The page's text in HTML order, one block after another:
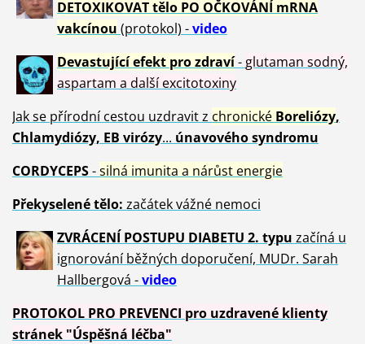
DETOXIKOVAT tělo PO OČKOVÁNÍ mRNA
vakcínou (protokol) -video
Devastující efekt pro zdraví- glutaman sodný,
aspartam a další excitotoxiny
Jak se přírodní cestou uzdravit z chronické Boreliózy,
Chlamydiózy, EB virózy... únavového syndromu
CORDYCEPS-silná imunita a nárůst energie
Překyselené tělo: začátek vážné nemoci
ZVRÁCENÍ POSTUPU DIABETU 2. typu začíná u
ignorování běžných doporučení, MUDr. Sarah
Hallbergová -video
PROTOKOL PRO PREVENCI pro uzdravené klienty
stránek "Úspěšná léčba"